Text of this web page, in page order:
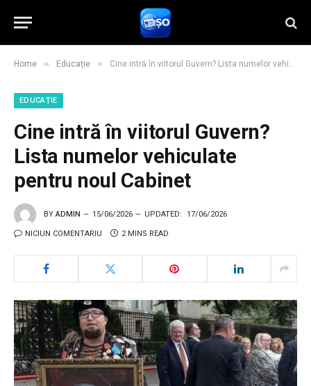
Home » Educație » Cine intră în viitorul Guvern? Lista numelor vehiculate pentru noul Cabinet
EDUCAȚIE
Cine intră în viitorul Guvern?
Lista numelor vehiculate
pentru noul Cabinet
BY ADMIN 15/06/2026 UPDATED: 17/06/2026
NICIUN COMENTARIU 2 MINS READ